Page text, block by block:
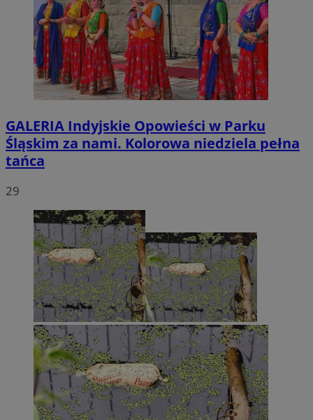
GALERIA Indyjskie Opowieści w Parku
Śląskim za nami. Kolorowa niedziela pełna
tańca
29